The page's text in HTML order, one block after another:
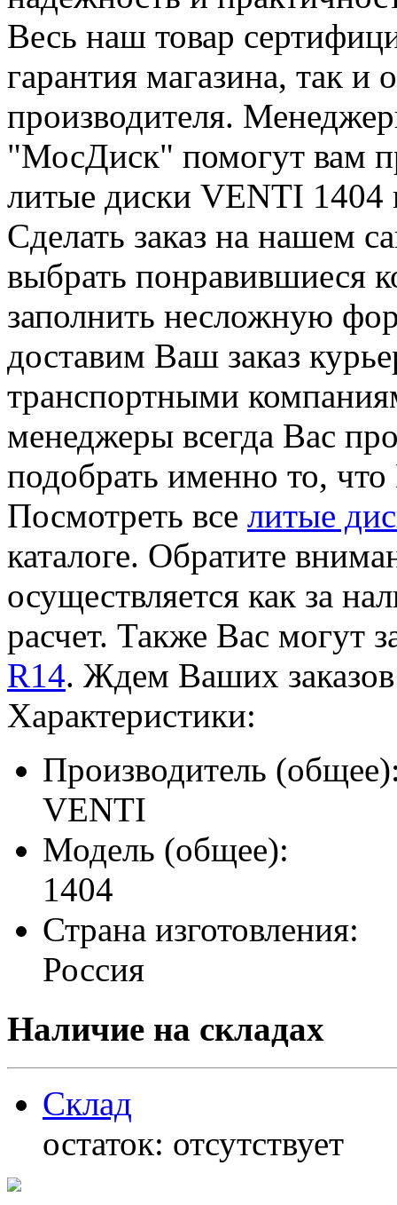
Весь наш товар
гарантия магазина, так и
производителя.
"МосДиск" помогут вам
литые диски VENTI 1404
Сделать заказ на нашем
выбрать понравившиеся
заполнить несложную
доставим Ваш заказ
транспортными
менеджеры всегда Вас
подобрать именно то,
Посмотреть все литые
каталоге. Обратите
осуществляется как за
расчет. Также Вас могут
R14. Ждем Ваших
Характеристики:
Производитель
VENTI
Модель (общее):
1404
Страна изготовления:
Россия
Наличие на складах
Склад
остаток: отсутствует